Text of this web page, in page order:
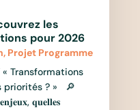
les
pour 2026
, Projet Programme
« Transformations
priorités ? » 🔎
𝐪𝐮𝐞𝐥𝐥𝐞𝐬